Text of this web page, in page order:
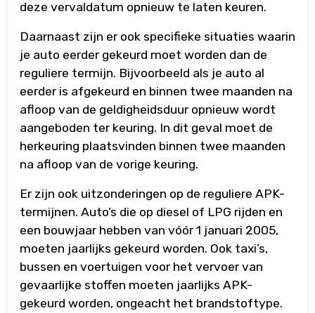
deze vervaldatum opnieuw te laten keuren.
Daarnaast zijn er ook specifieke situaties waarin
je auto eerder gekeurd moet worden dan de
reguliere termijn. Bijvoorbeeld als je auto al
eerder is afgekeurd en binnen twee maanden na
afloop van de geldigheidsduur opnieuw wordt
aangeboden ter keuring. In dit geval moet de
herkeuring plaatsvinden binnen twee maanden
na afloop van de vorige keuring.
Er zijn ook uitzonderingen op de reguliere APK-
termijnen. Auto’s die op diesel of LPG rijden en
een bouwjaar hebben van vóór 1 januari 2005,
moeten jaarlijks gekeurd worden. Ook taxi’s,
bussen en voertuigen voor het vervoer van
gevaarlijke stoffen moeten jaarlijks APK-
gekeurd worden, ongeacht het brandstoftype.